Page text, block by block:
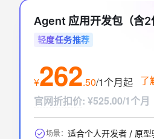
Agent 应用开发包（含2
轻度任务推荐
¥262.50/1个月起 了
官网折扣价: ¥525.00/1个月
场景：